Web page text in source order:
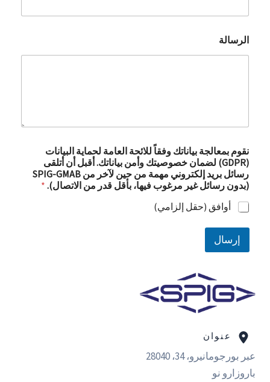
عنوان
عبر بورجومانيرو، 34، 28040
باروزارو نو
ت
االرسالة
نقوم بمعالجة بياناتك وفقاً للائحة العامة لحماية البيانات
(GDPR) لضمان خصوصيتك وأمن بياناتك. أقبل أن أتلقى
رسائل بريد إلكتروني مهمة من حين لآخر من SPIG-GMAB
(بدون رسائل غير مرغوب فيها، بأقل قدر من الاتصال). *
أوافق (حقل إلزامي)
إرسال